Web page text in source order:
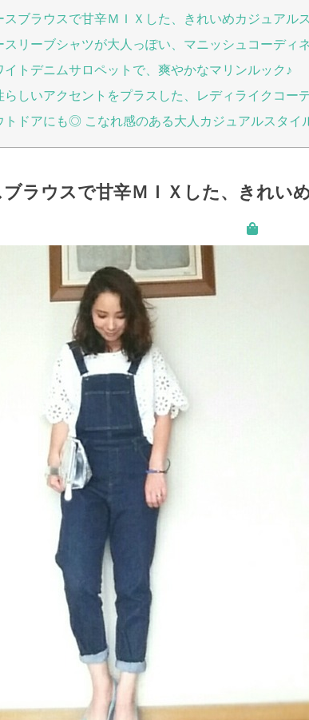
スブラウスで甘辛ＭＩＸした、きれいめカジュアル
スリーブシャツが大人っぽい、マニッシュコーディ
イトデニムサロペットで、爽やかなマリンルック♪
らしいアクセントをプラスした、レディライクコー
トドアにも◎ こなれ感のある大人カジュアルスタイ
ブラウスで甘辛ＭＩＸした、きれい